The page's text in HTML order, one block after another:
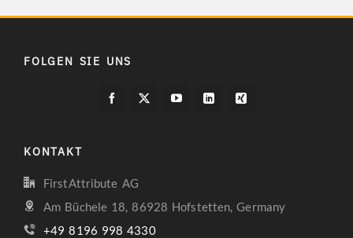
FOLGEN SIE UNS
KONTAKT
FirstAttribute AG
Am Büchele 18, 86928 Hofstetten, Germany
+49 8196 998 4330